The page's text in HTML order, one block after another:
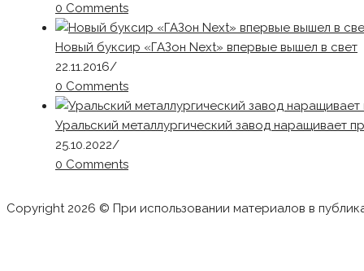
0 Comments
Новый буксир «ГАЗон Next» впервые вышел в свет
22.11.2016/
0 Comments
Уральский металлургический завод наращивает
25.10.2022/
0 Comments
Copyright 2026 © При использовании материалов в